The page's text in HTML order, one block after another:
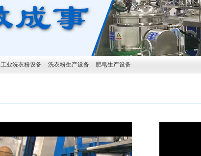
工业洗衣粉设备 洗衣粉生产设备 肥皂生产设备